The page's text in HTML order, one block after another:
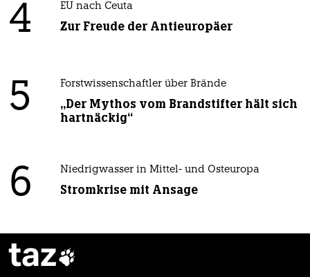
4 EU nach Ceuta
Zur Freude der Antieuropäer
5 Forstwissenschaftler über Brände
„Der Mythos vom Brandstifter hält sich
hartnäckig“
6 Niedrigwasser in Mittel- und Osteuropa
Stromkrise mit Ansage
taz